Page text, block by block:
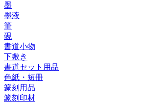
墨
墨液
筆
硯
書道小物
下敷き
書道セット用品
色紙・短冊
篆刻用品
篆刻印材